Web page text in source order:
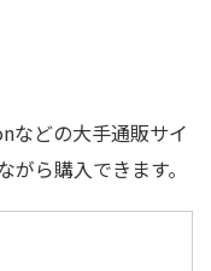
などの大手通販サイ
ら購入できます。